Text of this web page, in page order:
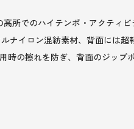
所でのハイテンポ・アクティビ
ナイロン混紡素材、背面には超
時の擦れを防ぎ、背面のジップ